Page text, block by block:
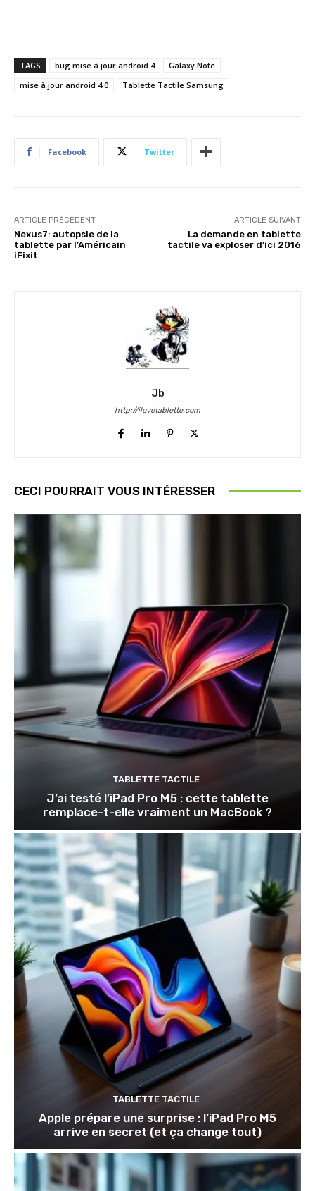
TAGS bug mise à jour android 4
Galaxy Note
mise à jour android 4.0
Tablette Tactile Samsung
Facebook Twitter
ARTICLE PRÉCÉDENT
Nexus7: autopsie de la
tablette par l’Américain
iFixit
ARTICLE SUIVANT
La demande en tablette
tactile va exploser d’ici 2016
Jb
http://ilovetablette.com
CECI POURRAIT VOUS INTÉRESSER
TABLETTE TACTILE
J’ai testé l’iPad Pro M5 : cette tablette
remplace-t-elle vraiment un MacBook ?
TABLETTE TACTILE
Apple prépare une surprise : l’iPad Pro M5
arrive en secret (et ça change tout)